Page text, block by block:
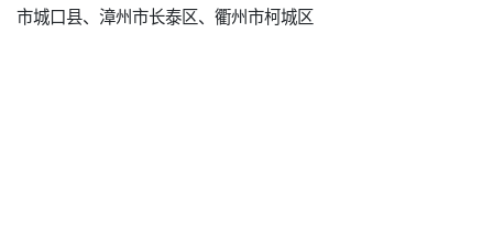
市城口县、漳州市长泰区、衢州市柯城区